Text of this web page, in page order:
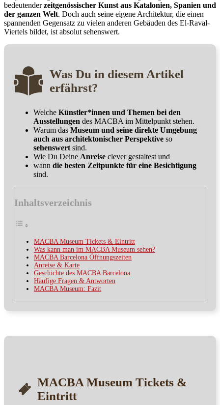
bedeutenderzeitgenössischer Kunst aus Katalonien, Spanien und
der ganzen Welt. Doch auch seine eigene Architektur, die einen
spannenden Gegensatz zu vielen anderen Gebäuden des El-Raval-
Viertels bildet, ist absolut sehenswert.
Was Du in diesem Artikel
erfährst?
Welche Künstler*innen und Themen bei den
Ausstellungen des MACBA im Mittelpunkt stehen.
Warum das Museum und seine direkte Umgebung
auch aus architektonischer Perspektive so
sehenswert sind.
Wie Du Deine Anreise clever gestaltest und
wann die besten Zeitpunkte für eine Besichtigung
sind.
Inhaltsverzeichnis
MACBA Museum Tickets & Eintritt
Was kann man im MACBA Museum sehen?
MACBA Barcelona Öffnungszeiten
Anreise & Karte
Geschichte des MACBA Barcelona
Häufige Fragen & Antworten
MACBA Museum: Fazit
MACBA Museum Tickets &
Eintritt